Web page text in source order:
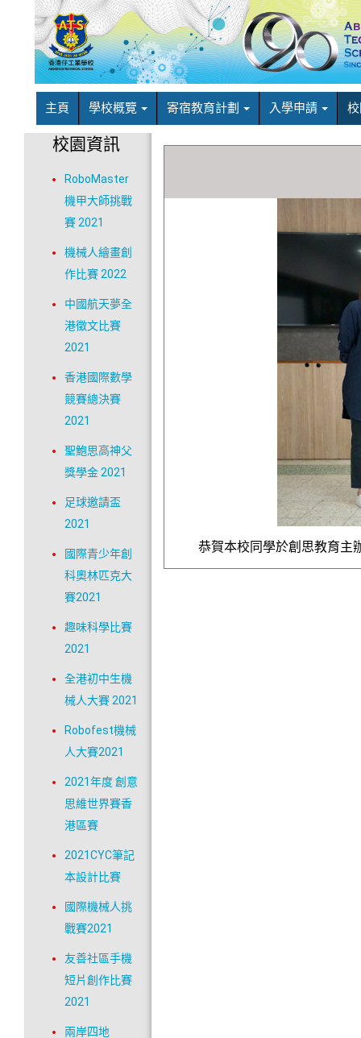
主頁 學校概覽 寄宿教育計劃 入學申請
恭賀本校同學於創思教育主
校園資訊
RoboMaster
機甲大師挑戰
賽 2021
機械人繪畫創
作比賽 2022
中國航天夢全
港徵文比賽
2021
香港國際數學
競賽總決賽
2021
聖鮑思高神父
獎學金 2021
足球邀請盃
2021
國際青少年創
科奧林匹克大
賽2021
趣味科學比賽
2021
全港初中生機
械人大賽 2021
Robofest機械
人大賽2021
2021年度 創意
思維世界賽香
港區賽
2021CYC筆記
本設計比賽
國際機械人挑
戰賽2021
友善社區手機
短片創作比賽
2021
兩岸四地